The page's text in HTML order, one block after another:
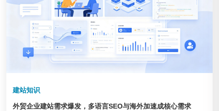
建站知识
外贸企业建站需求爆发，多语言SEO与海外加速成核心需求